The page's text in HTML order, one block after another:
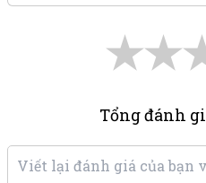
★
★
Tổng đánh